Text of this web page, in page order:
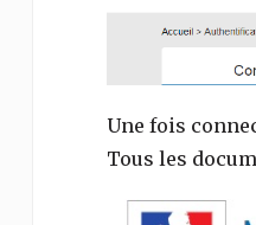
Une fois
Tous les